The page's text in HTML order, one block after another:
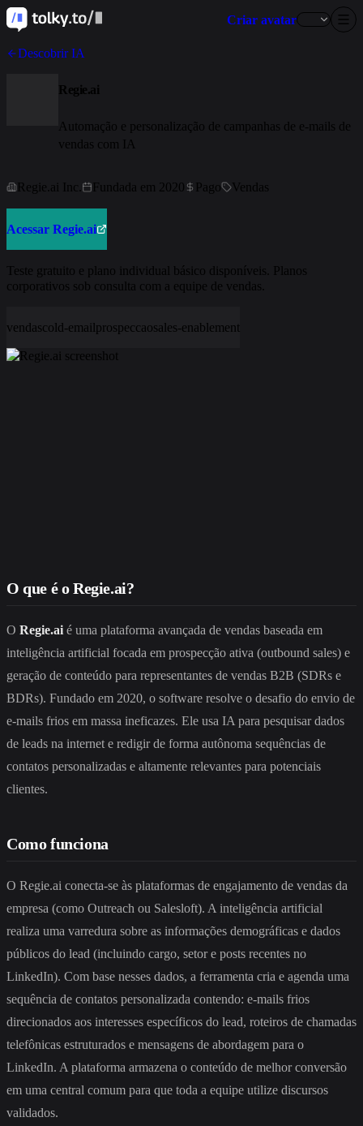
Criar avatar
Descobrir IA
Regie.ai
Automação e personalização de campanhas de e-mails de
vendas com IA
Regie.ai Inc. Fundada em 2020 Pago Vendas
Acessar Regie.ai
Teste gratuito e plano individual básico disponíveis. Planos
corporativos sob consulta com a equipe de vendas.
vendascold-emailprospeccaosales-enablement
O que é o Regie.ai?
O Regie.aié uma plataforma avançada de vendas baseada em
inteligência artificial focada em prospecção ativa (outbound sales) e
geração de conteúdo para representantes de vendas B2B (SDRs e
BDRs). Fundado em 2020, o software resolve o desafio do envio de
e-mails frios em massa ineficazes. Ele usa IA para pesquisar dados
de leads na internet e redigir de forma autônoma sequências de
contatos personalizadas e altamente relevantes para potenciais
clientes.
Como funciona
O Regie.ai conecta-se às plataformas de engajamento de vendas da
empresa (como Outreach ou Salesloft). A inteligência artificial
realiza uma varredura sobre as informações demográficas e dados
públicos do lead (incluindo cargo, setor e posts recentes no
LinkedIn). Com base nesses dados, a ferramenta cria e agenda uma
sequência de contatos personalizada contendo: e-mails frios
direcionados aos interesses específicos do lead, roteiros de chamadas
telefônicas estruturados e mensagens de abordagem para o
LinkedIn. A plataforma armazena o conteúdo de melhor conversão
em uma central comum para que toda a equipe utilize discursos
validados.